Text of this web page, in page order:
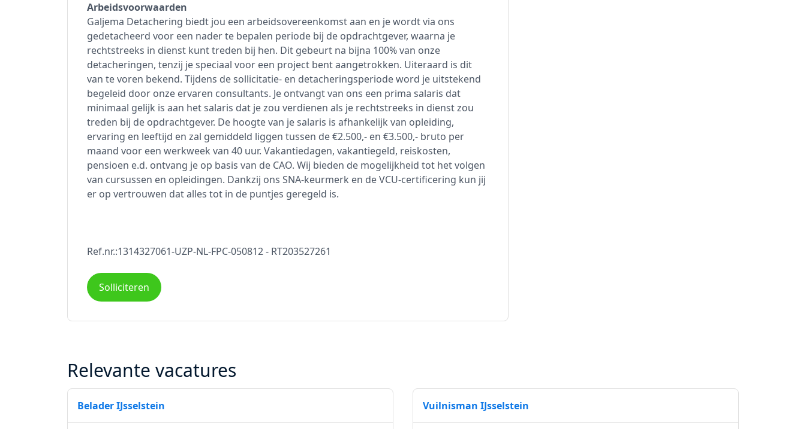
Arbeidsvoorwaarden
Galjema Detachering biedt jou een arbeidsovereenkomst aan en je wordt via ons
gedetacheerd voor een nader te bepalen periode bij de opdrachtgever, waarna je
rechtstreeks in dienst kunt treden bij hen. Dit gebeurt na bijna 100% van onze
detacheringen, tenzij je speciaal voor een project bent aangetrokken. Uiteraard is dit
van te voren bekend. Tijdens de sollicitatie- en detacheringsperiode word je uitstekend
begeleid door onze ervaren consultants. Je ontvangt van ons een prima salaris dat
minimaal gelijk is aan het salaris dat je zou verdienen als je rechtstreeks in dienst zou
treden bij de opdrachtgever. De hoogte van je salaris is afhankelijk van opleiding,
ervaring en leeftijd en zal gemiddeld liggen tussen de €2.500,- en €3.500,- bruto per
maand voor een werkweek van 40 uur. Vakantiedagen, vakantiegeld, reiskosten,
pensioen e.d. ontvang je op basis van de CAO. Wij bieden de mogelijkheid tot het volgen
van cursussen en opleidingen. Dankzij ons SNA-keurmerk en de VCU-certificering kun jij
er op vertrouwen dat alles tot in de puntjes geregeld is.
Ref.nr.:1314327061-UZP-NL-FPC-050812 - RT203527261
Solliciteren
Relevante vacatures
Belader IJsselstein Vuilnisman IJsselstein